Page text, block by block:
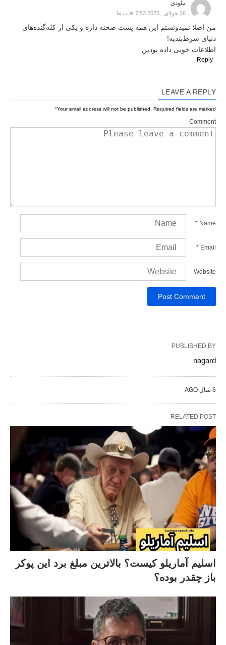
ملودی
26 جولای , 2025 at 7:53 ب.ظ
من اصلا نمیدونستم این همه پشت صحنه داره و یکی از کله‌گنده‌های
دنیای شرط‌بندیه!
اطلاعات خوبی داده بودین
Reply
LEAVE A REPLY
Your email address will not be published. Required fields are marked
*
Comment
Name
*
Email
*
Website
PUBLISHED BY
nagard
6 سال AGO
RELATED POST
اسلیم آماریلو کیست؟ بالاترین مبلغ برد این پوکر
باز چقدر بوده؟